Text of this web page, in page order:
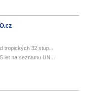
tropických 32 stup...
let na seznamu UN...